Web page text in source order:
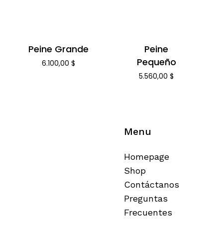
Peine Grande
6.100,00$
Peine
Pequeño
5.560,00$
Menu
Homepage
Shop
Contáctanos
Preguntas
Frecuentes